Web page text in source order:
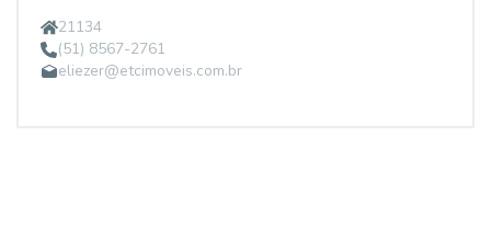
21134
(51) 8567-2761
eliezer@etcimoveis.com.br